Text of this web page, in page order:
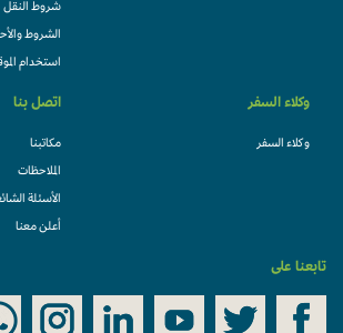
شروط النقل
الشروط والأحكام
استخدام الموقع
وكلاء السفر
وكلاء السفر
اتصل بنا
مكاتبنا
الملاحظات
الأسئلة الشائعة
أعلن معنا
تابعنا على